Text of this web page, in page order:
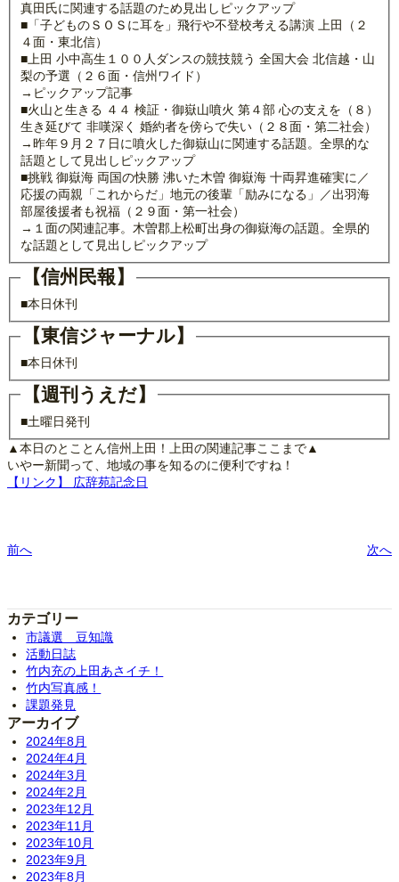
真田氏に関連する話題のため見出しピックアップ
■「子どものＳＯＳに耳を」飛行や不登校考える講演 上田（２
４面・東北信）
■上田 小中高生１００人ダンスの競技競う 全国大会 北信越・山
梨の予選（２６面・信州ワイド）
→ピックアップ記事
■火山と生きる ４４ 検証・御嶽山噴火 第４部 心の支えを（８）
生き延びて 非嘆深く 婚約者を傍らで失い（２８面・第二社会）
→昨年９月２７日に噴火した御嶽山に関連する話題。全県的な
話題として見出しピックアップ
■挑戦 御嶽海 両国の快勝 沸いた木曽 御嶽海 十両昇進確実に／
応援の両親「これからだ」地元の後輩「励みになる」／出羽海
部屋後援者も祝福（２９面・第一社会）
→１面の関連記事。木曽郡上松町出身の御嶽海の話題。全県的
な話題として見出しピックアップ
【信州民報】
■本日休刊
【東信ジャーナル】
■本日休刊
【週刊うえだ】
■土曜日発刊
▲本日のとことん信州上田！上田の関連記事ここまで▲
いやー新聞って、地域の事を知るのに便利ですね！
【リンク】 広辞苑記念日
前へ 次へ
カテゴリー
市議選 豆知識
活動日誌
竹内充の上田あさイチ！
竹内写真感！
課題発見
アーカイブ
2024年8月
2024年4月
2024年3月
2024年2月
2023年12月
2023年11月
2023年10月
2023年9月
2023年8月